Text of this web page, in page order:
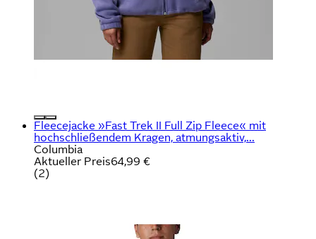
Fleecejacke »Fast Trek II Full Zip Fleece« mit
hochschließendem Kragen, atmungsaktiv,...
Columbia
Aktueller Preis64,99 €
(2)